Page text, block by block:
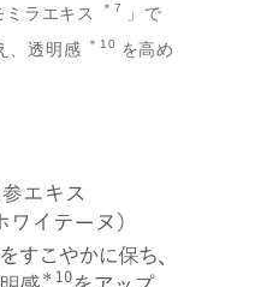
ミラエキス ＊7
」で
、透明感
＊10
を高め